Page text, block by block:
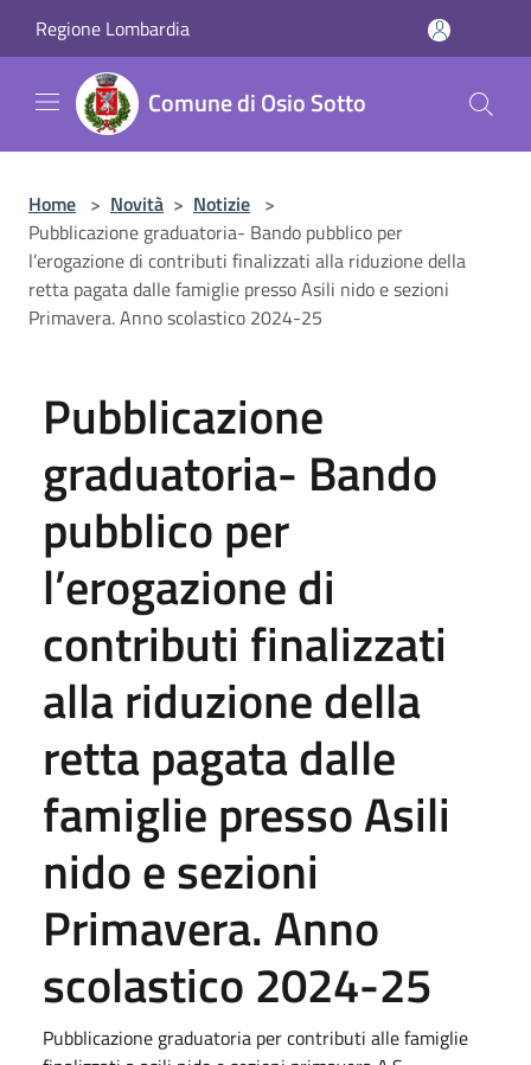
Regione Lombardia
Comune di Osio Sotto
Home > Novità > Notizie >
Pubblicazione graduatoria- Bando pubblico per
l’erogazione di contributi finalizzati alla riduzione della
retta pagata dalle famiglie presso Asili nido e sezioni
Primavera. Anno scolastico 2024-25
Pubblicazione
graduatoria- Bando
pubblico per
l’erogazione di
contributi finalizzati
alla riduzione della
retta pagata dalle
famiglie presso Asili
nido e sezioni
Primavera. Anno
scolastico 2024-25
Pubblicazione graduatoria per contributi alle famiglie